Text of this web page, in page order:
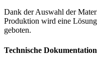
Dank der Auswahl der
Produktion wird eine
geboten.
Technische Dokumentation